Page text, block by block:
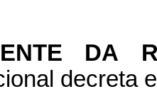
DA
decreta